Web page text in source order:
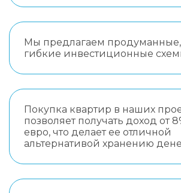
Мы предлагаем
гибкие инвестиционные
Покупка квартир в наших
позволяет получать доход от
евро, что делает ее отличной
альтернативой хранению